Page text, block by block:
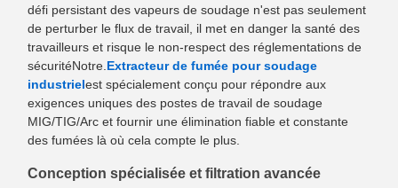
défi persistant des vapeurs de soudage n'est pas seulement
de perturber le flux de travail, il met en danger la santé des
travailleurs et risque le non-respect des réglementations de
sécuritéNotre. Extracteur de fumée pour soudage
industrielest spécialement conçu pour répondre aux
exigences uniques des postes de travail de soudage
MIG/TIG/Arc et fournir une élimination fiable et constante
des fumées là où cela compte le plus.
Conception spécialisée et filtration avancée